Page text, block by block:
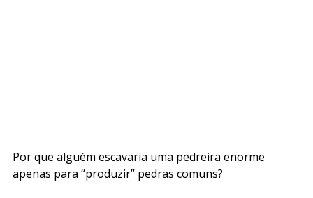
Por que alguém escavaria uma pedreira enorme
apenas para “produzir” pedras comuns?